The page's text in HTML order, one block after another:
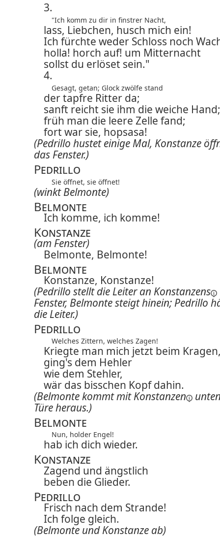
3.
"Ich komm zu dir in finstrer Nacht,
lass, Liebchen, husch mich ein!
Ich fürchte weder Schloss noch
holla! horch auf! um Mitternacht
sollst du erlöset sein."
4.
Gesagt, getan; Glock zwölfe stand
der tapfre Ritter da;
sanft reicht sie ihm die weiche Hand;
früh man die leere Zelle fand;
fort war sie, hopsasa!
(Pedrillo hustet einige Mal, Konstanze
das Fenster.)
Pedrillo
Sie öffnet, sie öffnet!
(winkt Belmonte)
Belmonte
Ich komme, ich komme!
Konstanze
(am Fenster)
Belmonte, Belmonte!
Belmonte
Konstanze, Konstanze!
(Pedrillo stellt die Leiter an Konstanzens
Fenster, Belmonte steigt hinein; Pedrillo
die Leiter.)
Pedrillo
Welches Zittern, welches Zagen!
Kriegte man mich jetzt beim
ging's dem Hehler
wie dem Stehler,
wär das bisschen Kopf dahin.
(Belmonte kommt mitKonstanzen
Türe heraus.)
Belmonte
Nun, holder Engel!
hab ich dich wieder.
Konstanze
Zagend und ängstlich
beben die Glieder.
Pedrillo
Frisch nach dem Strande!
Ich folge gleich.
(Belmonte und Konstanze ab)